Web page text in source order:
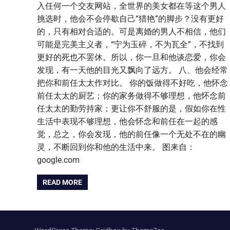
入任何一个交友网站，全世界的美女都在等这个男人
挑选时，他会不会停歇自己“猎艳”的脚步？没有更好
的，只有相对合适的。可是离婚的男人不相信，他们
可能是完美主义者，“宁为玉碎，不为瓦全”，不找到
更好的死也不罢休。所以，你一旦和他谈恋爱，你会
发现，有一天他的目光又飘向了远方。 八、他会经常
把你和前任太太作对比。 你的饭做得不好吃，他怀念
前任太太的厨艺；你的家务做得不够理想，他怀念前
任太太的勤劳持家；更让你不舒服的是，假如你在性
生活中表现不够理想，他会怀念和前任在一起的感
觉，总之，你会发现，他的前任像一个无处不在的幽
灵，不断回到你和他的生活中来。 图来自：
google.com
READ MORE